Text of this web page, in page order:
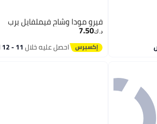
فيرو مودا وشاح فيملفايل برب
د.ك‏7.50
احصل عليه خلال11 - 12 اغسطس